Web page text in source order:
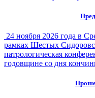
24 ноября 2026 года в
рамках Шестых
патрологическая
годовщине со дня